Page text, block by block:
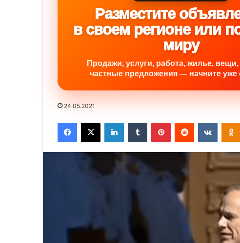
Разместите
в своем регионе или
миру
Продажи, услуги, работа, жилье, вещи,
частные предложения — начните уже
24.05.2021